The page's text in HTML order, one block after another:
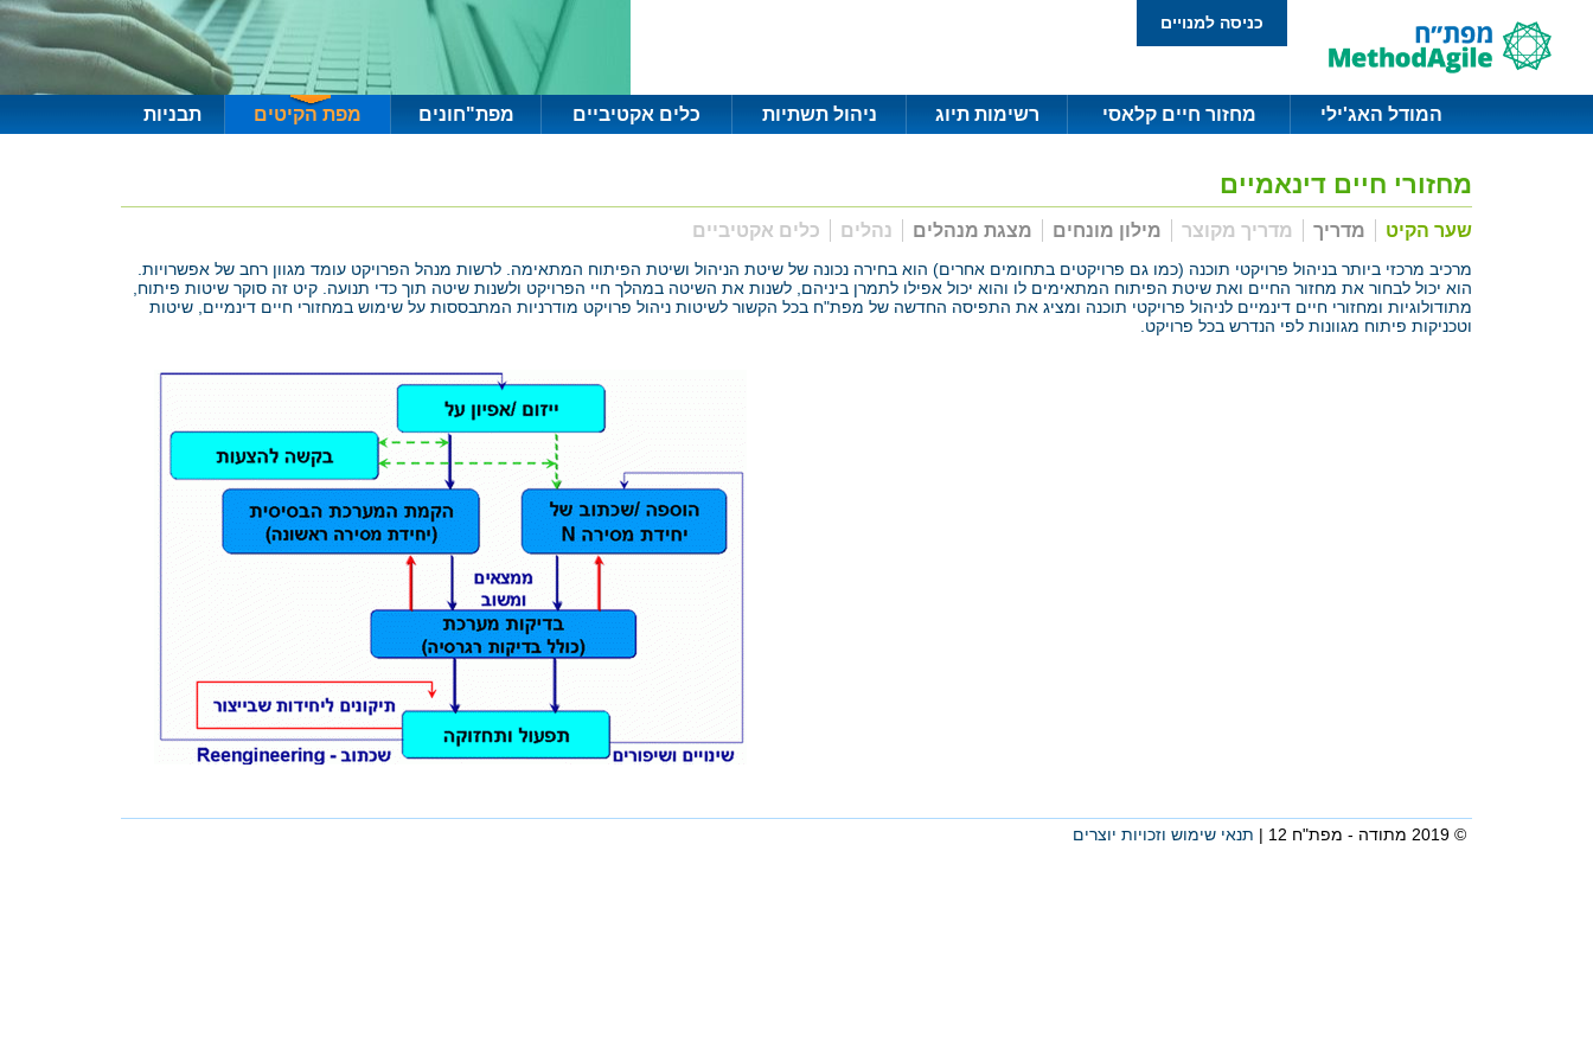
כניסה למנויים
המודל האג'ילי מחזור חיים קלאסי רשימות תיוג ניהול תשתיות כלים אקטיביים מפת"חונים מפת הקיטים תבניות
מחזורי חיים דינאמיים
שער הקיט מדריך מדריך מקוצר מילון מונחים מצגת מנהלים נהלים כלים אקטיביים
מרכיב מרכזי ביותר בניהול פרויקטי תוכנה (כמו גם פרויקטים בתחומים אחרים) הוא בחירה נכונה של שיטת הניהול ושיטת הפיתוח המתאימה. לרשות מנהל הפרויקט עומד מגוון רחב של אפשרויות.
הוא יכול לבחור את מחזור החיים ואת שיטת הפיתוח המתאימים לו והוא יכול אפילו לתמרן ביניהם, לשנות את השיטה במהלך חיי הפרויקט ולשנות שיטה תוך כדי תנועה. קיט זה סוקר שיטות פיתוח,
מתודולוגיות ומחזורי חיים דינמיים לניהול פרויקטי תוכנה ומציג את התפיסה החדשה של מפת"ח בכל הקשור לשיטות ניהול פרויקט מודרניות המתבססות על שימוש במחזורי חיים דינמיים, שיטות
וטכניקות פיתוח מגוונות לפי הנדרש בכל פרויקט.
© 2019 מתודה - מפת"ח 12 | תנאי שימוש וזכויות יוצרים